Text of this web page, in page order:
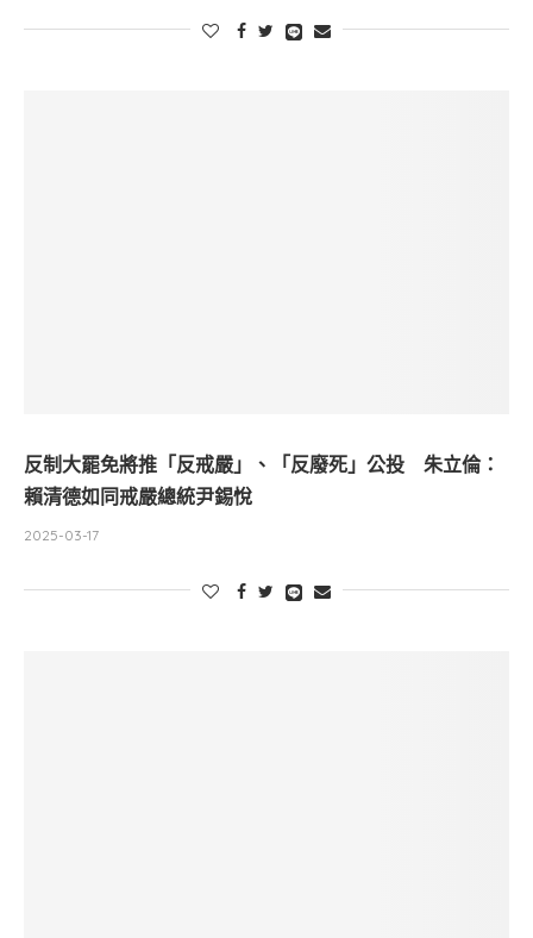
反制大罷免將推「反戒嚴」、「反廢死」公投 朱立倫：
賴清德如同戒嚴總統尹錫悅
2025-03-17